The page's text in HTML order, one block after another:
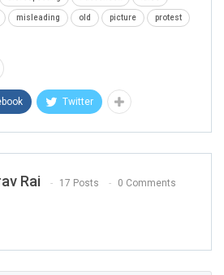
misleading old picture protest
Twitter
Rai 17 Posts 0 Comments